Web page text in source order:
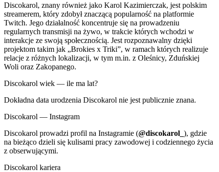
Discokarol, znany również jako Karol Kazimierczak, jest polskim
streamerem, który zdobył znaczącą popularność na platformie
Twitch. Jego działalność koncentruje się na prowadzeniu
regularnych transmisji na żywo, w trakcie których wchodzi w
interakcje ze swoją społecznością. Jest rozpoznawalny dzięki
projektom takim jak „Brokies x Triki”, w ramach których realizuje
relacje z różnych lokalizacji, w tym m.in. z Oleśnicy, Zduńskiej
Woli oraz Zakopanego.
Discokarol wiek — ile ma lat?
Dokładna data urodzenia Discokarol nie jest publicznie znana.
Discokarol — Instagram
Discokarol prowadzi profil na Instagramie (@discokarol_ ), gdzie
na bieżąco dzieli się kulisami pracy zawodowej i codziennego życia
z obserwującymi.
Discokarol kariera